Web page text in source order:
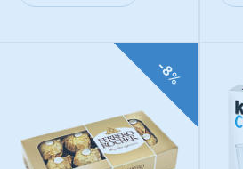
-8%